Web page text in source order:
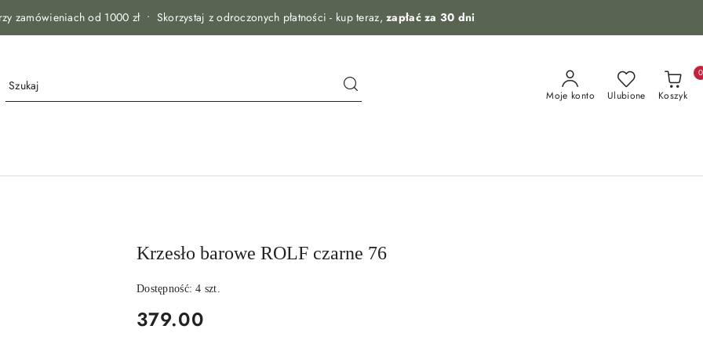
zamówieniach od 1000 zł • Skorzystaj z odroczonych płatności - kup teraz, zapłać za 30 dni
Moje konto Ulubione Koszyk
0
Krzesło barowe ROLF czarne 76
Dostępność:4 szt.
cena:
379.00